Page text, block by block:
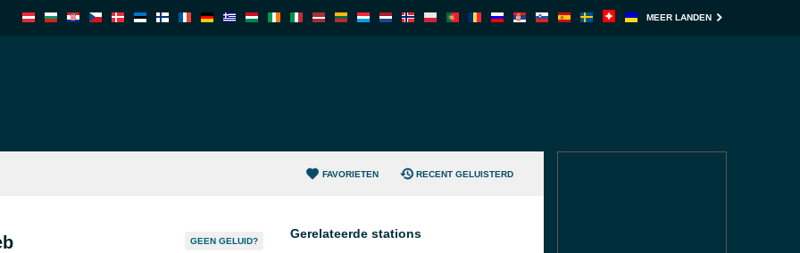
MEER LANDEN
FAVORIETEN RECENT GELUISTERD
GEEN GELUID?
Gerelateerde stations